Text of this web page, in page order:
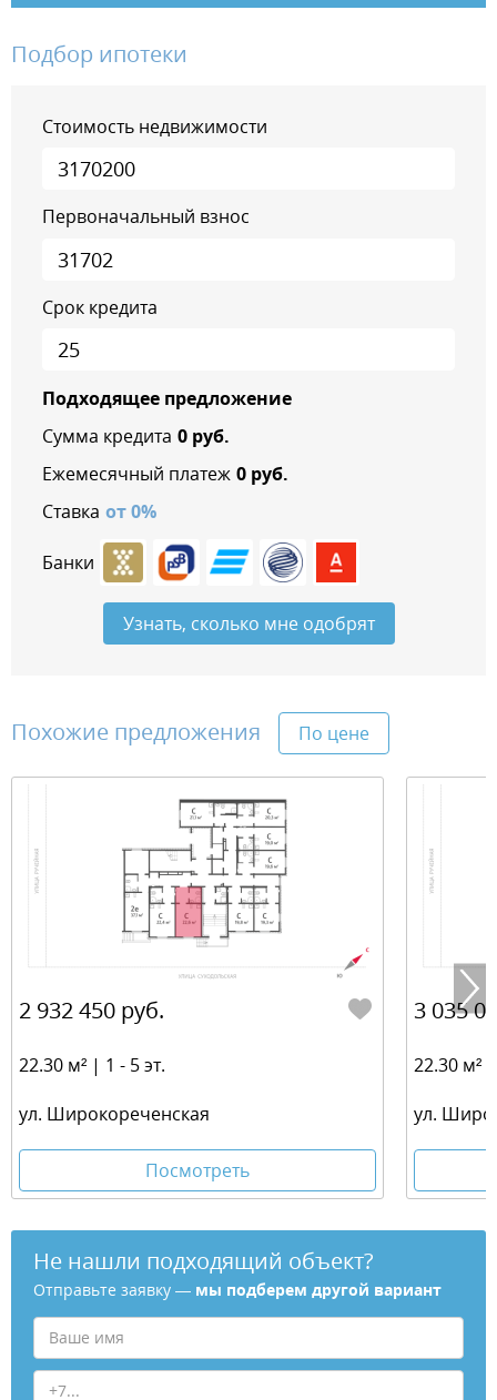
Подбор ипотеки
Стоимость недвижимости
Первоначальный взнос
Срок кредита
Подходящее предложение
Сумма кредита 0руб.
Ежемесячный платеж 0руб.
Ставка от0%
Банки
Узнать, сколько мне одобрят
Похожие предложения По цене
2 932 450 руб.
22.30 м² | 1 - 5 эт.
ул. Широкореченская
Посмотреть
3 035
22.30 м² |
ул.
Не нашли подходящий объект?
Отправьте заявку — мы подберем другой вариант